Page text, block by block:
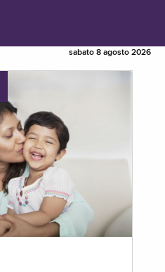
sabato 8 agosto 2026